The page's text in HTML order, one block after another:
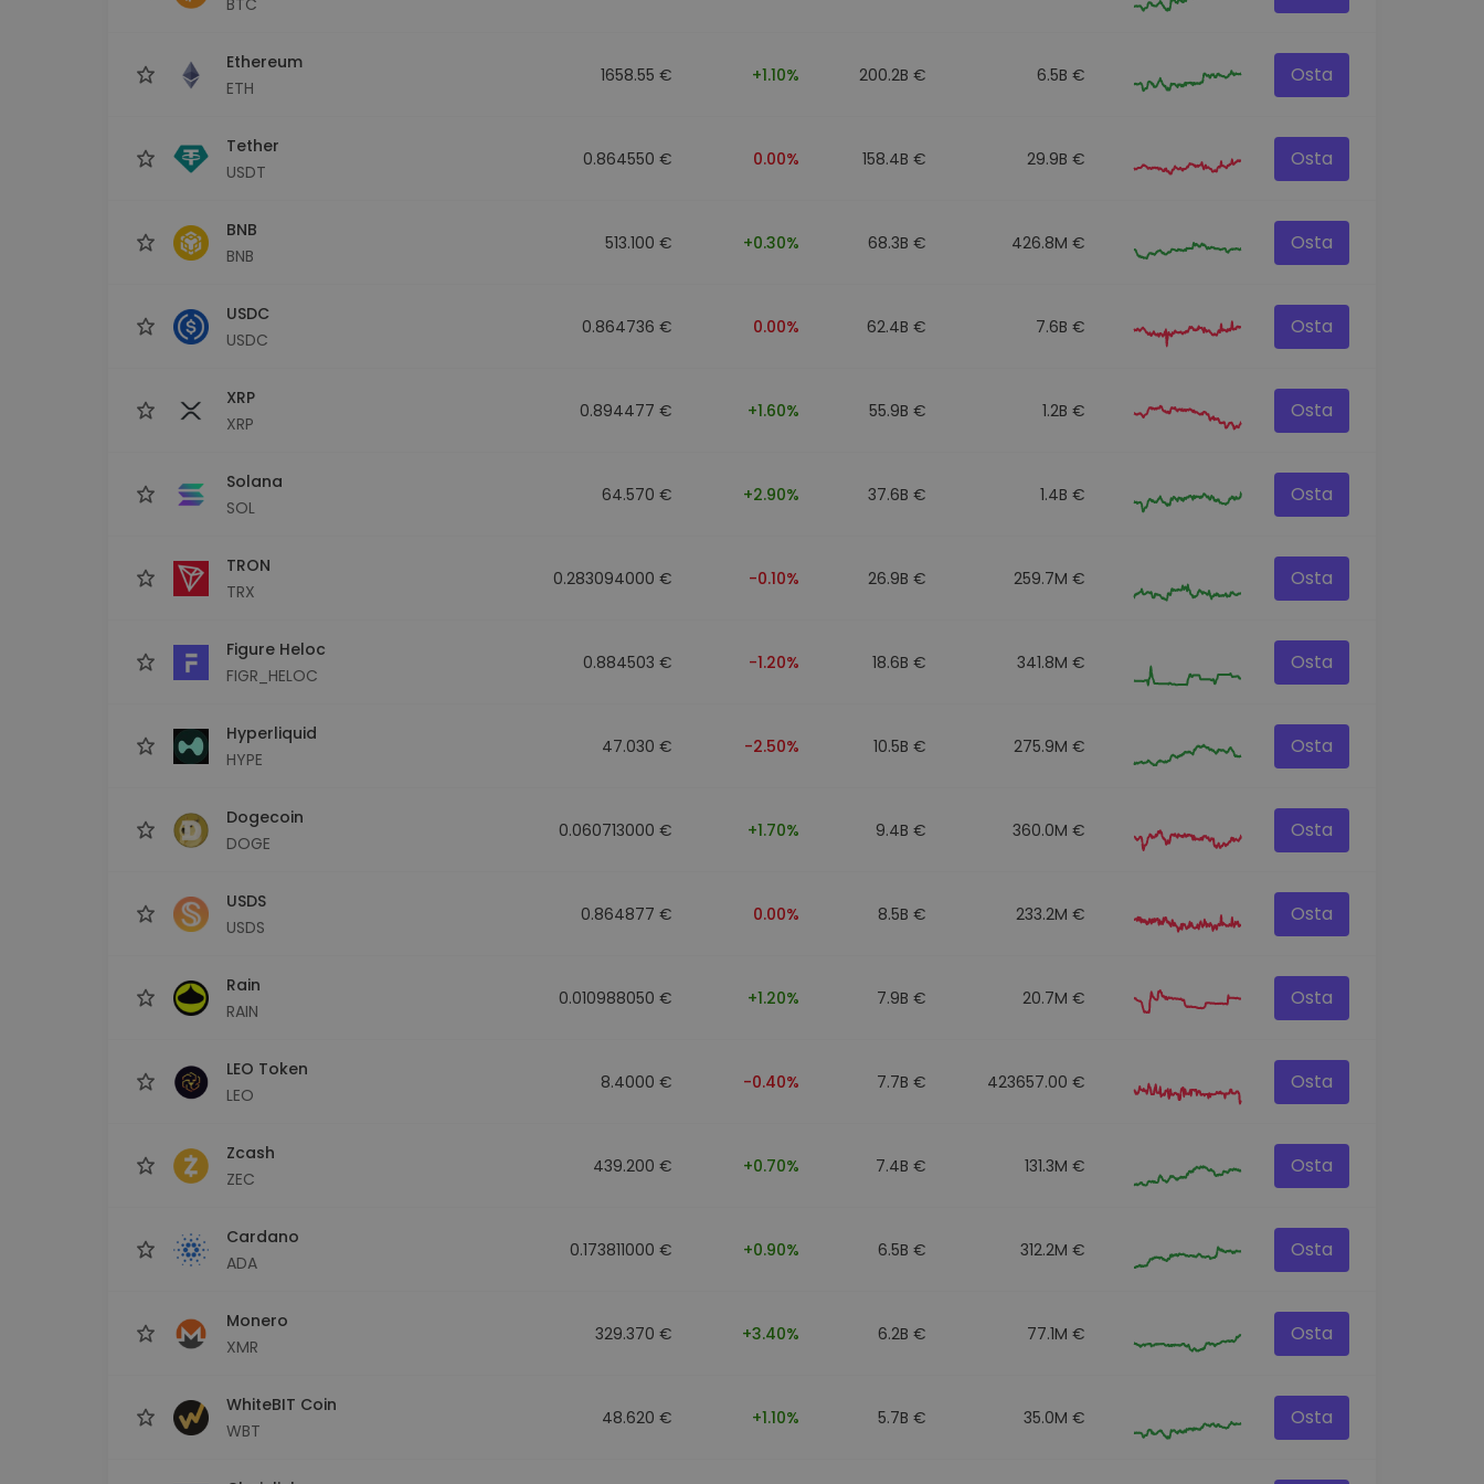
Ethereum
ETH
1658.55 € +1.10% 200.2B € 6.5B € Osta
Tether
USDT
0.864550 € 0.00% 158.4B € 29.9B € Osta
BNB
BNB
513.100 € +0.30% 68.3B € 426.8M € Osta
USDC
USDC
0.864736 € 0.00% 62.4B € 7.6B € Osta
XRP
XRP
0.894477 € +1.60% 55.9B € 1.2B € Osta
Solana
SOL
64.570 € +2.90% 37.6B € 1.4B € Osta
TRON
TRX
0.283094000 € -0.10% 26.9B € 259.7M € Osta
Figure Heloc
FIGR_HELOC
0.884503 € -1.20% 18.6B € 341.8M € Osta
Hyperliquid
HYPE
47.030 € -2.50% 10.5B € 275.9M € Osta
Dogecoin
DOGE
0.060713000 € +1.70% 9.4B € 360.0M € Osta
USDS
USDS
0.864877 € 0.00% 8.5B € 233.2M € Osta
Rain
RAIN
0.010988050 € +1.20% 7.9B € 20.7M € Osta
LEO Token
LEO
8.4000 € -0.40% 7.7B € 423657.00 € Osta
Zcash
ZEC
439.200 € +0.70% 7.4B € 131.3M € Osta
Cardano
ADA
0.173811000 € +0.90% 6.5B € 312.2M € Osta
Monero
XMR
329.370 € +3.40% 6.2B € 77.1M € Osta
WhiteBIT Coin
WBT
48.620 € +1.10% 5.7B € 35.0M € Osta